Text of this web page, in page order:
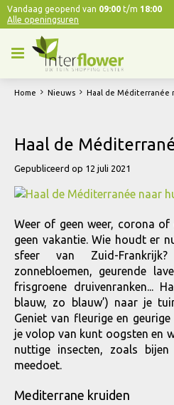
Home Nieuws Haal de Méditerranée
Vandaag geopend van 09:00 t/m 18:00
Alle openingsuren
Haal de
Gepubliceerd op 12 juli 2021
Weer of geen weer, corona
geen vakantie. Wie houdt er
sfeer van Zuid-
zonnebloemen, geurende
frisgroene druivenranken...
blauw, zo blauw’) naar je
Geniet van fleurige en
je volop van kunt oogsten en
nuttige insecten, zoals
meedoet.
Mediterrane kruiden